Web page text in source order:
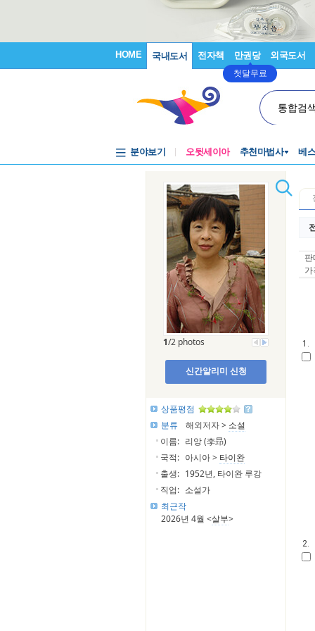
HOME 국내도서 전자책 만권당
첫달무료
외국도서
통합검
분야보기 오뒷세이아 추천마법사 베
1/2 photos
신간알리미 신청
상품평점
분류
해외저자 > 소설
이름: 리앙 (李昻)
국적: 아시아 > 타이완
출생: 1952년, 타이완 루강
직업: 소설가
최근작
2026년 4월 <살부>
1.
2.